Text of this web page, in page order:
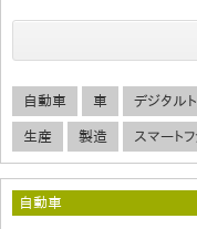
自動車 車 デジタル
生産 製造 スマートフ
自動車